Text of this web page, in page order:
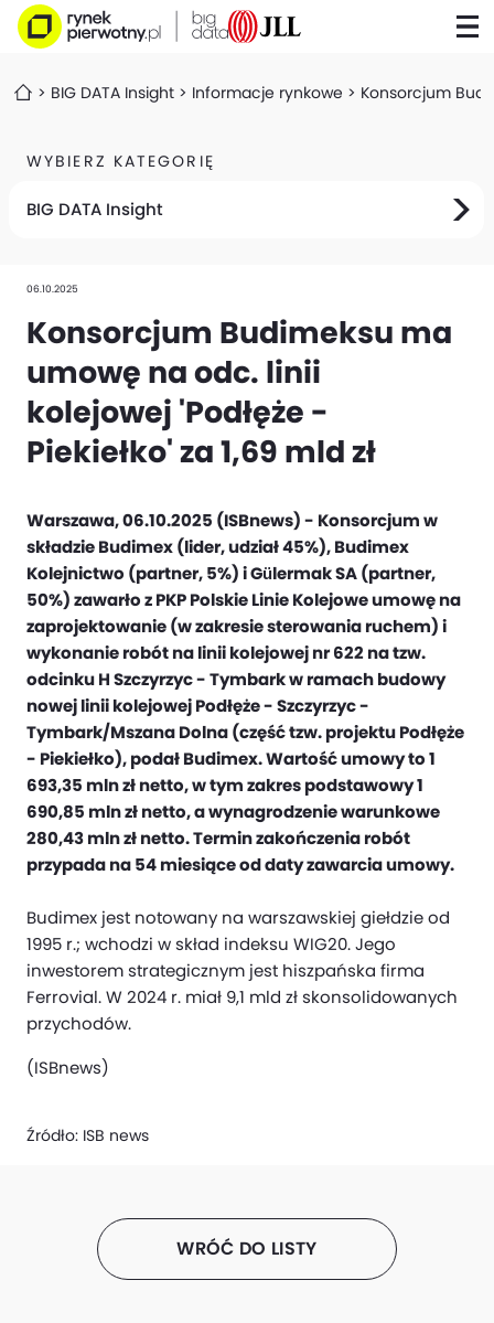
BIG DATA Insight Informacje rynkowe Konsorcjum
WYBIERZ KATEGORIĘ
BIG DATA Insight
06.10.2025
Konsorcjum Budimeksu ma
umowę na odc. linii
kolejowej 'Podłęże -
Piekiełko' za 1,69 mld zł
Warszawa, 06.10.2025 (ISBnews) - Konsorcjum w
składzie Budimex (lider, udział 45%), Budimex
‎Kolejnictwo (partner, 5%) i Gülermak SA (partner,
50%) zawarło z PKP Polskie Linie Kolejowe umowę na
zaprojektowanie (w zakresie sterowania ruchem) i
‎wykonanie robót na linii kolejowej nr 622 na tzw.
odcinku H Szczyrzyc - ‎Tymbark w ramach budowy
nowej linii kolejowej Podłęże - Szczyrzyc -
‎Tymbark/Mszana Dolna (część tzw. projektu Podłęże
- Piekiełko), podał Budimex. Wartość umowy to 1
693,35 mln zł netto, w tym zakres podstawowy 1
690,85 mln zł netto, a wynagrodzenie warunkowe
280,43 mln zł ‎netto. Termin zakończenia robót
przypada na 54 miesiące od daty zawarcia umowy.
Budimex jest notowany na warszawskiej giełdzie od
1995 r.; wchodzi w skład indeksu WIG20. Jego
inwestorem strategicznym jest hiszpańska firma
Ferrovial. W 2024 r. miał 9,1 mld zł skonsolidowanych
przychodów.
(ISBnews)
Źródło: ISB news
WRÓĆ DO LISTY